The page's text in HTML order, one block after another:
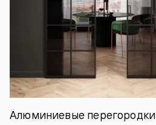
Алюминиевые перегородки